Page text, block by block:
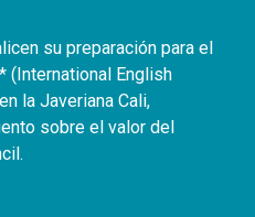
su preparación para el
(International English
la Javeriana Cali,
sobre el valor del